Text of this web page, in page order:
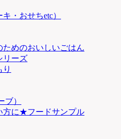
・おせちetc）
ためのおいしいごはん
リーズ
ブ）
方に★フードサンプル